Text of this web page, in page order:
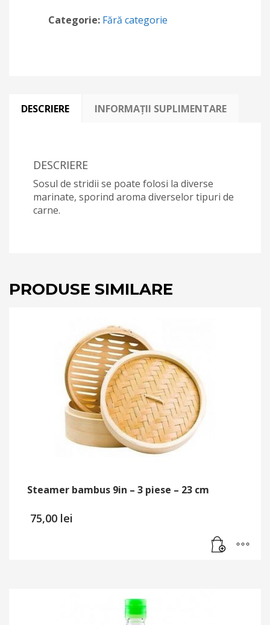
Categorie: Fără categorie
DESCRIERE INFORMAȚII SUPLIMENTARE
DESCRIERE
Sosul de stridii se poate folosi la diverse
marinate, sporind aroma diverselor tipuri de
carne.
PRODUSE SIMILARE
Steamer bambus 9in – 3 piese – 23 cm
75,00 lei